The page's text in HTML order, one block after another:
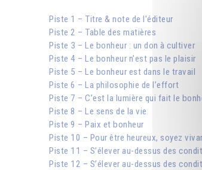
Piste 1 – Titre & note de l’éditeur
Piste 2 – Table des matières
Piste 3 – Le bonheur : un don à cultiver
Piste 4 – Le bonheur n’est pas le plaisir
Piste 5 – Le bonheur est dans le travail
Piste 6 – La philosophie de l’effort
Piste 7 – C’est la lumière qui fait le
Piste 8 – Le sens de la vie
Piste 9 – Paix et bonheur
Piste 10 – Pour être heureux, soyez
Piste 11 – S’élever au-dessus des
Piste 12 – S’élever au-dessus des